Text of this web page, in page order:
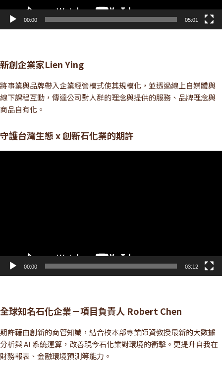
00:00 05:01
新創企業家Lien Ying
將事業與品牌帶入企業經營模式使其規模化，並透過線上自媒體與
線下課程互動，傳達公司對人群的理念與提供的服務、品牌理念與
商品自有化。
守護台灣生態 x 創新石化業的期許
00:00 03:12
全球知名石化企業－項目負責人 Robert Chen
期許藉由創新的商管知識，結合校本部專業師資教授最新的大數據
分析與 AI 系統運算，改善現今石化業對環境的衝擊。更提升自我在
財務報表、金融環境預測等能力。